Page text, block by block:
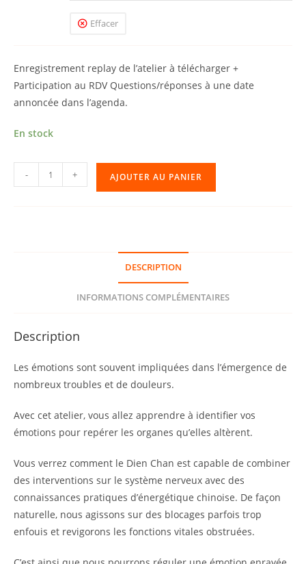
Effacer
Enregistrement replay de l’atelier à télécharger +
Participation au RDV Questions/réponses à une date
annoncée dans l’agenda.
En stock
quantité
de
Émotions
- + AJOUTER AU PANIER
DESCRIPTION
INFORMATIONS COMPLÉMENTAIRES
Description
Les émotions sont souvent impliquées dans l’émergence de
nombreux troubles et de douleurs.
Avec cet atelier, vous allez apprendre à identifier vos
émotions pour repérer les organes qu’elles altèrent.
Vous verrez comment le Dien Chan est capable de combiner
des interventions sur le système nerveux avec des
connaissances pratiques d’énergétique chinoise. De façon
naturelle, nous agissons sur des blocages parfois trop
enfouis et revigorons les fonctions vitales obstruées.